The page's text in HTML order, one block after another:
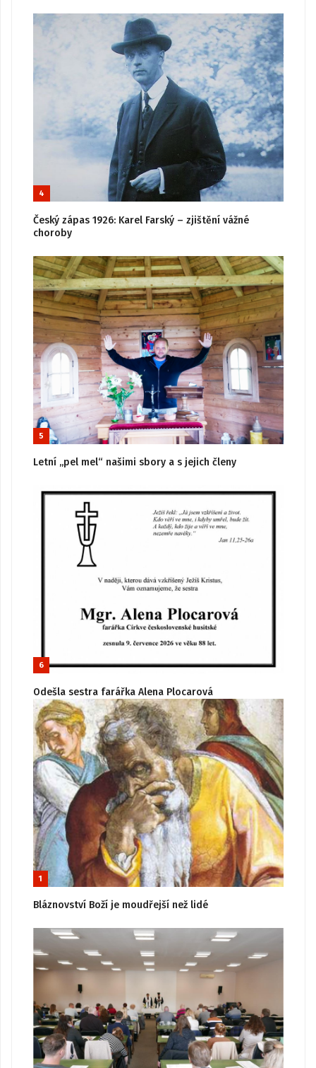
4
Český zápas 1926: Karel Farský – zjištění vážné
choroby
5
Letní „pel mel“ našimi sbory a s jejich členy
6
Odešla sestra farářka Alena Plocarová
1
Bláznovství Boží je moudřejší než lidé